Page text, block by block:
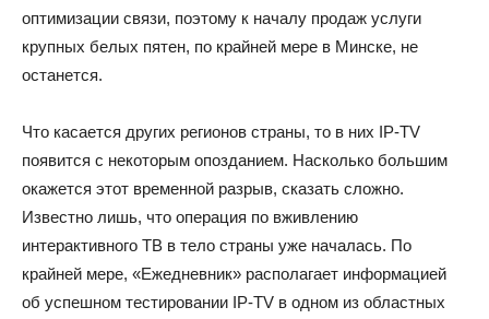
оптимизации связи, поэтому к началу продаж услуги
крупных белых пятен, по крайней мере в Минске, не
останется.
Что касается других регионов страны, то в них IP-TV
появится с некоторым опозданием. Насколько большим
окажется этот временной разрыв, сказать сложно.
Известно лишь, что операция по вживлению
интерактивного ТВ в тело страны уже началась. По
крайней мере, «Ежедневник» располагает информацией
об успешном тестировании IP-TV в одном из областных